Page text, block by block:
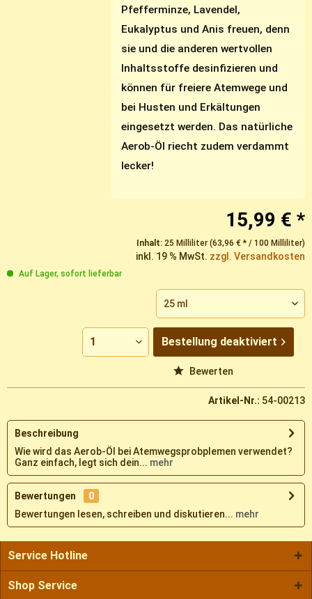
Pfefferminze, Lavendel,
Eukalyptus und Anis freuen, denn
sie und die anderen wertvollen
Inhaltsstoffe desinfizieren und
können für freiere Atemwege und
bei Husten und Erkältungen
eingesetzt werden. Das natürliche
Aerob-Öl riecht zudem verdammt
lecker!
15,99 € *
Inhalt: 25 Milliliter (63,96 € * / 100 Milliliter)
inkl. 19 % MwSt. zzgl. Versandkosten
Auf Lager, sofort lieferbar
Bestellung deaktiviert
Bewerten
Artikel-Nr.: 54-00213
Beschreibung
Wie wird das Aerob-Öl bei Atemwegsprobplemen verwendet?
Ganz einfach, legt sich dein... mehr
Bewertungen
0
Bewertungen lesen, schreiben und diskutieren... mehr
Service Hotline
Shop Service